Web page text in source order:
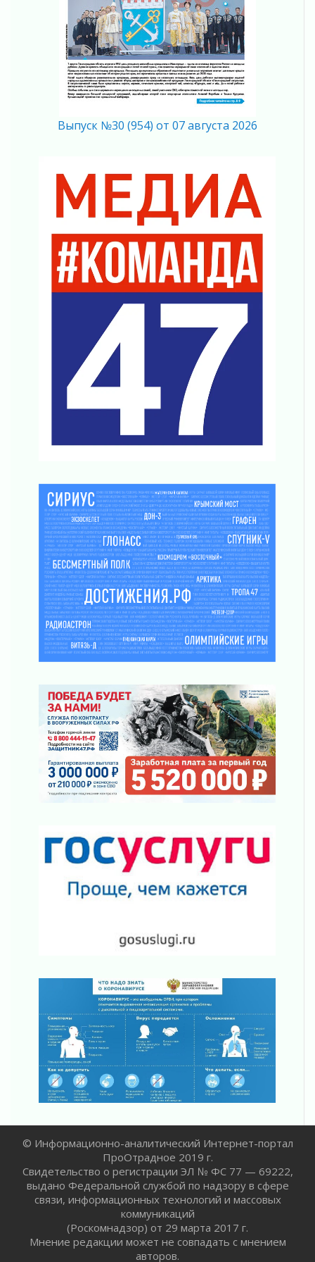
04 августа 2026
В Ленобласти растет потребление
мобильного трафика
04 августа 2026
Полумрак бьёт по карману
04 августа 2026
04 августа 2026
Регион готовится к выборам
04 августа 2026
Никакого принуждения, только письменное
04 августа 2026
Без риска для здоровья и кошелька
04 августа 2026
Важная информация
Что делать со сбережениями
Награды нашли строителей
03 августа 2026
Ленобласть повышает производительность
труда в ЖКХ
Поддержка волонтерских объединений
часа
03 августа 2026
Музеи Ленобласти обновляют пространства
03 августа 2026
Новая площадка: 2027
03 августа 2026
Часть медиков в Ленобласти сможет
рассчитывать на доплату от региона
03 августа 2026
За сутки в Ленинградской области
ликвидировали 10 пожаров
Клюква наливается, но в корзинку пока не
просится
03 августа 2026
Строительные компании Ленобласти
подняли зарплаты почти на 40% за год
03 августа 2026
Шесть новых жизней в честь дня рождения
Ленинградской области
03 августа 2026
Ленобласть отмечает День Воздушно-
десантных войск
02 августа 2026
Ленобласть отметила заслуги жителей перед
Ладога — не пруд
ПСК через Гослуслуги напомнит жителям
Ленинградской области о неоплаченных
счетах
02 августа 2026
Пропавшего подростка нашли в Кировском
районе Ленобласти
Жителям Ленобласти напомнили, как
действовать при укусе клеща
02 августа 2026
В Ивангороде назвали новых почетных
граждан Ленинградской области
Готовность №1
02 августа 2026
Выпуск №30 (954) от 07 августа 2026
© Информационно-аналитический Интернет-портал
ПроОтрадное 2019 г.
Свидетельство о регистрации ЭЛ № ФС 77 — 69222,
выдано Федеральной службой по надзору в сфере
связи, информационных технологий и массовых
коммуникаций
(Роскомнадзор) от 29 марта 2017 г.
Мнение редакции может не совпадать с мнением
авторов.